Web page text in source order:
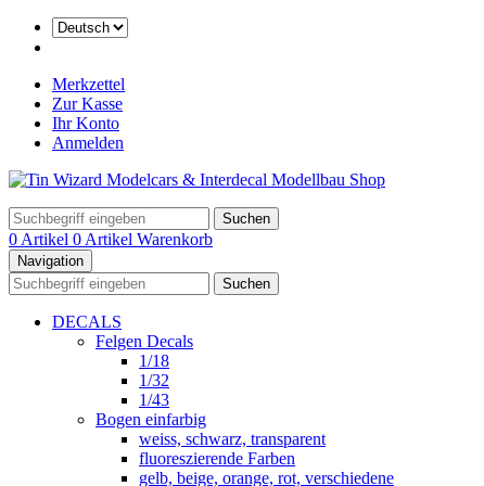
Merkzettel
Zur Kasse
Ihr Konto
Anmelden
Suchen
0 Artikel 0 Artikel Warenkorb
Navigation
Suchen
DECALS
Felgen Decals
1/18
1/32
1/43
Bogen einfarbig
weiss, schwarz, transparent
fluoreszierende Farben
gelb, beige, orange, rot, verschiedene